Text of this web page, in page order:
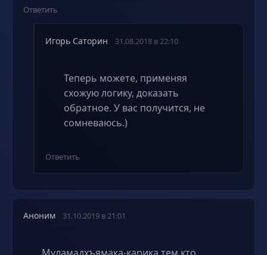
Ответить
Игорь Саторин 31.08.2018 в 22:10
Теперь можете, применяя
схожую логику, доказать
обратное. У вас получится, не
сомневаюсь.)
Ответить
Аноним 31.10.2019 в 21:01
Муламадхъямака-карика тем кто